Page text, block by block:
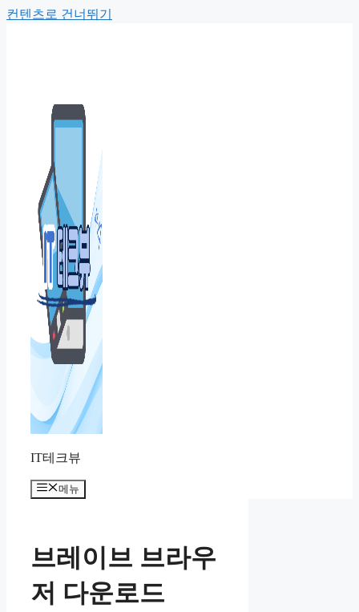
컨텐츠로 건너뛰기
IT테크뷰
메뉴
브레이브 브라우
저 다운로드